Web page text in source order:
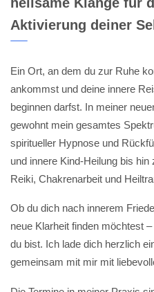
Aktivierung deiner
Ein Ort, an dem du zur Ruhe
ankommst und deine innere
beginnen darfst. In meiner
gewohnt mein gesamtes
spiritueller Hypnose und
und innere Kind-Heilung bis
Reiki, Chakrenarbeit und
Ob du dich nach innerem
neue Klarheit finden möchtest
du bist. Ich lade dich herzlich
gemeinsam mit mir mit